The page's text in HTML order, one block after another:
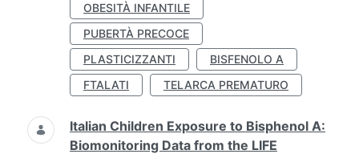
OBESITÀ INFANTILE
PUBERTÀ PRECOCE
PLASTICIZZANTI
BISFENOLO A
FTALATI
TELARCA PREMATURO
Italian Children Exposure to Bisphenol A:
Biomonitoring Data from the LIFE